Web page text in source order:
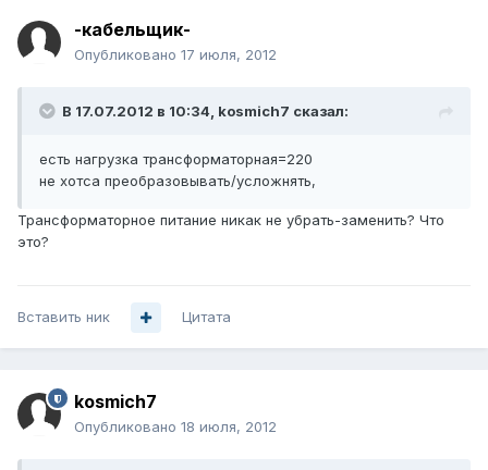
-кабельщик-
Опубликовано 17 июля, 2012
В 17.07.2012 в 10:34, kosmich7 сказал:
есть нагрузка трансформаторная=220
не хотса преобразовывать/усложнять,
Трансформаторное питание никак не убрать-заменить? Что
это?
Вставить ник Цитата
kosmich7
Опубликовано 18 июля, 2012